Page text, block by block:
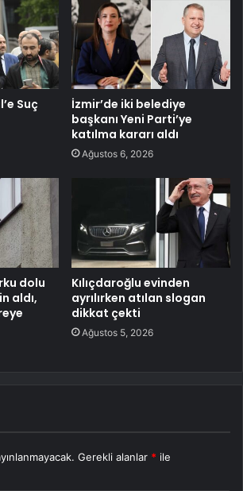
Suç
İzmir’de iki belediye
başkanı Yeni Parti’ye
katılma kararı aldı
Ağustos 6, 2026
dolu
aldı,
Kılıçdaroğlu evinden
ayrılırken atılan slogan
dikkat çekti
Ağustos 5, 2026
Gerekli alanlar * ile